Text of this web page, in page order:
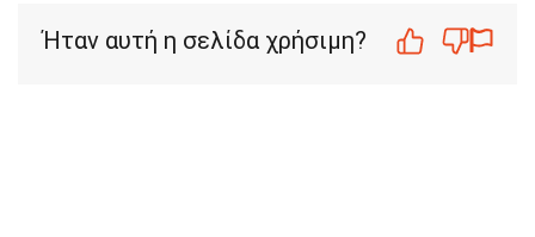
Ήταν αυτή η σελίδα χρήσιμη?